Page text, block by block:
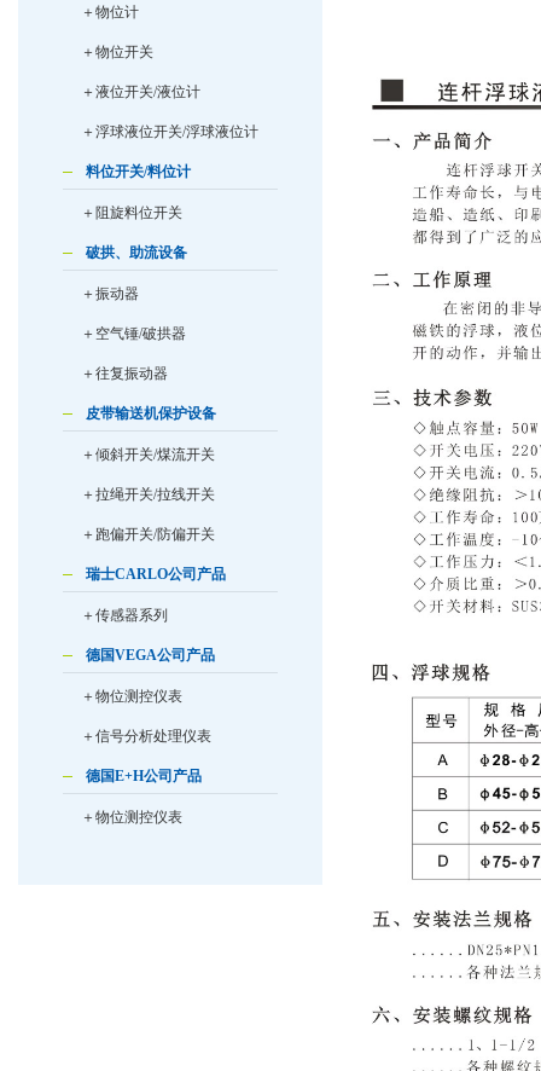
＋物位计
＋物位开关
＋液位开关/液位计
＋浮球液位开关/浮球液位计
料位开关/料位计
＋阻旋料位开关
破拱、助流设备
＋振动器
＋空气锤/破拱器
＋往复振动器
皮带输送机保护设备
＋倾斜开关/煤流开关
＋拉绳开关/拉线开关
＋跑偏开关/防偏开关
瑞士CARLO公司产品
＋传感器系列
德国VEGA公司产品
＋物位测控仪表
＋信号分析处理仪表
德国E+H公司产品
＋物位测控仪表